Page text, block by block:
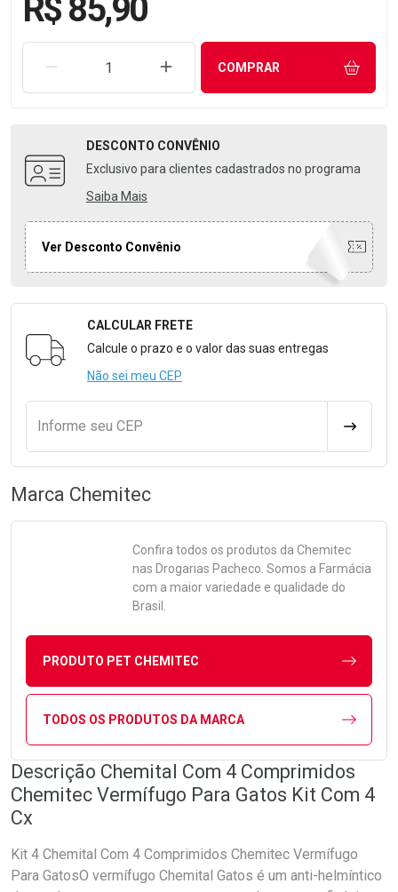
R$ 85,90
REMOVER UMA UNIDADEAUMENTAR UMA UNIDADE
COMPRAR
DESCONTO CONVÊNIO
Exclusivo para clientes cadastrados no programa
Saiba Mais
Ver Desconto Convênio
Formulário para Calcular o Frete
CALCULAR FRETE
Calcule o prazo e o valor das suas entregas
Não sei meu CEP
Informe seu CEP
Marca Chemitec
Confira todos os produtos da Chemitec
nas Drogarias Pacheco. Somos a Farmácia
com a maior variedade e qualidade do
Brasil.
PRODUTO PET CHEMITEC
TODOS OS PRODUTOS DA MARCA
Descrição Chemital Com 4 Comprimidos
Chemitec Vermífugo Para Gatos Kit Com 4
Cx
Kit 4 Chemital Com 4 Comprimidos Chemitec Vermífugo
Para GatosO vermífugo Chemital Gatos é um anti-helmíntico